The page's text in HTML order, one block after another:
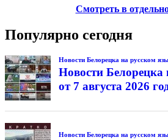
Смотреть в
Популярно сегодня
Новости Белорецка на русском
Новости Белорецка
от 7 августа 2026
Новости Белорецка на русском